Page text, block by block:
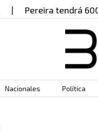
Pereira tendrá 600
Nacionales Política